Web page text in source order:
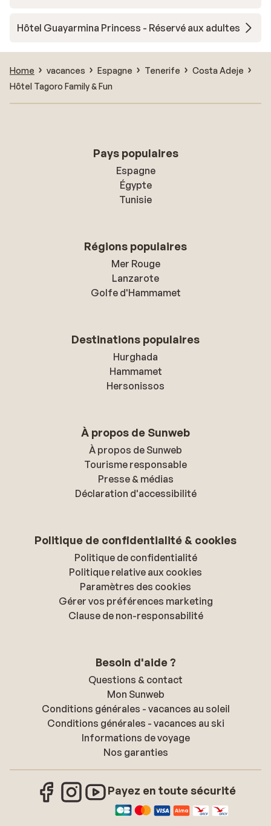
Hôtel Guayarmina Princess - Réservé aux adultes
Home vacances Espagne Tenerife
Costa Adeje
Hôtel Tagoro Family & Fun
Pays populaires
Espagne
Égypte
Tunisie
Régions populaires
Mer Rouge
Lanzarote
Golfe d'Hammamet
Destinations populaires
Hurghada
Hammamet
Hersonissos
À propos de Sunweb
À propos de Sunweb
Tourisme responsable
Presse & médias
Déclaration d'accessibilité
Politique de confidentialité & cookies
Politique de confidentialité
Politique relative aux cookies
Paramètres des cookies
Gérer vos préférences marketing
Clause de non-responsabilité
Besoin d'aide ?
Questions & contact
Mon Sunweb
Conditions générales - vacances au soleil
Conditions générales - vacances au ski
Informations de voyage
Nos garanties
Payez en toute sécurité